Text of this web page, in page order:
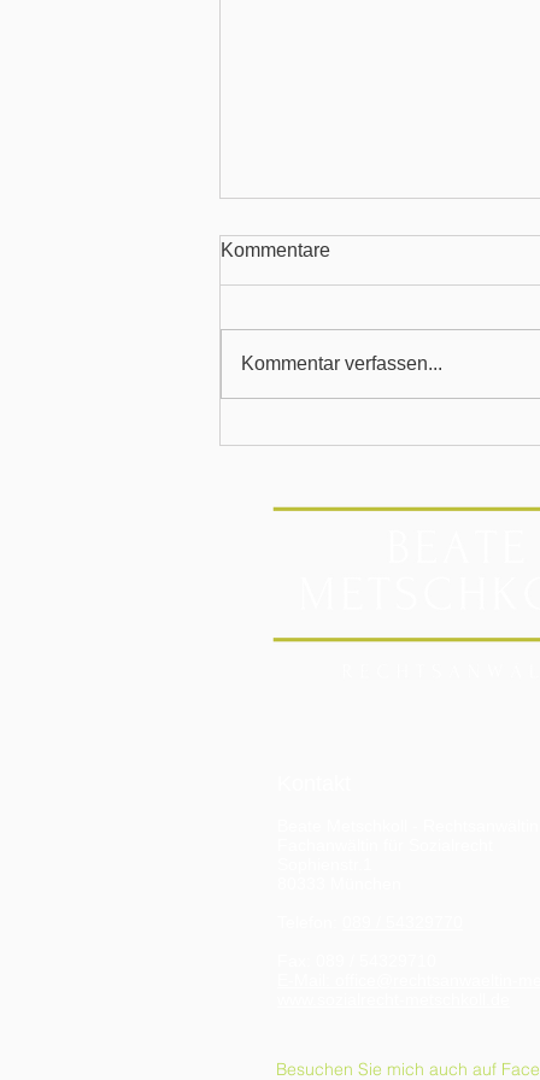
kurzzeitigen Bezug einer
Kommentare
Kommentar verfassen...
Besuchen Sie mich auch auf